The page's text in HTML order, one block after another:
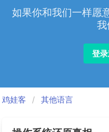
如果你和我们一样愿
我
登
鸡娃客 其他语言